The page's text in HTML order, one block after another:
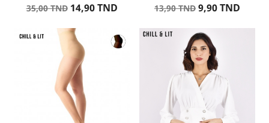
Prix
base
35,00 TND Prix
14,90 TND
Prix
base
13,90 TND Prix
9,90 TND